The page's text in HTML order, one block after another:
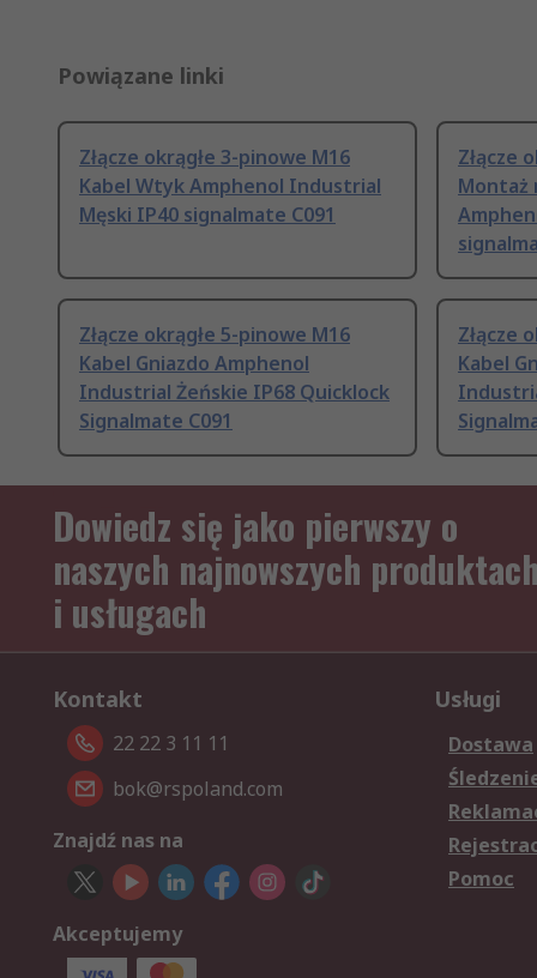
Powiązane linki
Złącze okrągłe 3-pinowe M16
Kabel Wtyk Amphenol Industrial
Męski IP40 signalmate C091
Złącze
Montaż
Złącze okrągłe 5-pinowe M16
Kabel Gniazdo Amphenol
Industrial Żeńskie IP68 Quicklock
Signalmate C091
Złącze
Kabel
Dowiedz się jako pierwszy o
naszych najnowszych produktach
i usługach
Kontakt
22 22 3 11 11
bok@rspoland.com
Znajdź nas na
Akceptujemy
Usługi
Dostawa
Pomoc